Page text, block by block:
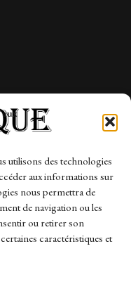
utilisons des technologies
aux informations sur
nous permettra de
de navigation ou les
ou retirer son
caractéristiques et